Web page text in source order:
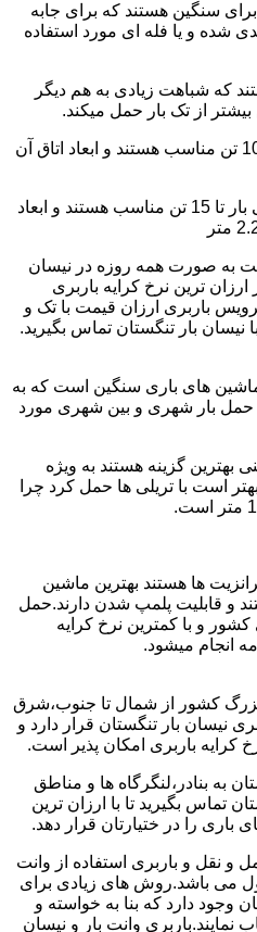
سنگین هستند که برای جابه
شده و یا فله ای مورد استفاده
که شباهت زیادی به هم دیگر
6 چرخ ها برای جابه جایی بار تا 10 تن مناسب هستند و ابعاد اتاق آن
همان 10 چرخ ها برای جابه جایی بار تا 15 تن مناسب هستند و ابعاد
به صورت همه روزه در نیسان
ترین نرخ کرایه باربری
باربری ارزان قیمت با تک و
نیسان بار تنگستان تماس بگیرید.
از جمله ماشین های باری سنگین است که به
حمل بار شهری و بین شهری مورد
ها باری حمل بار های 22 تنی بهترین گزینه هستند به ویژه
است با تریلی ها حمل کرد چرا
ها هستند بهترین ماشین
و قابلیت پلمپ شدن دارند.حمل
کشور و با کمترین نرخ کرایه
انجام میشود.
کشور از شمال تا جنوب،شرق
بار تنگستان قرار دارد و
کرایه باربری امکان پذیر است.
به بنادر،لنگرگاه ها و مناطق
تماس بگیرید تا با ارزان ترین
باری را در ختیارتان قرار دهد.
و نقل و باربری استفاده از وانت
می باشد.روش های زیادی برای
وجود دارد که بنا به خواسته و
نمایند.باربری وانت بار و نیسان